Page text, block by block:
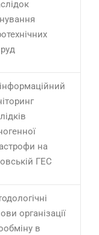
на
ГЕС
організації
в